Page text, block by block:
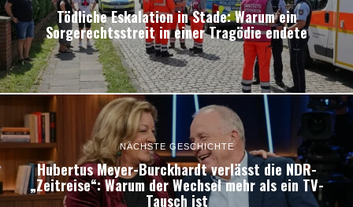
Tödliche Eskalation in Stade: Warum ein
Sorgerechtsstreit in einer Tragödie endete
NÄCHSTE GESCHICHTE
Hubertus Meyer-Burckhardt verlässt die NDR-
„Zeitreise“: Warum der Wechsel mehr als ein TV-
Tausch ist